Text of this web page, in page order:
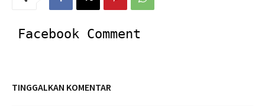
Facebook Comment
TINGGALKAN KOMENTAR